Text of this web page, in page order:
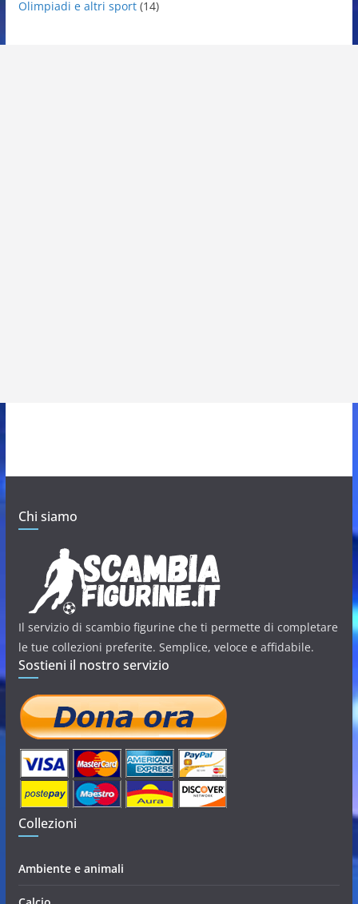
Olimpiadi e altri sport(14)
Chi siamo
Il servizio di scambio figurine che ti permette di completare
le tue collezioni preferite. Semplice, veloce e affidabile.
Sostieni il nostro servizio
Collezioni
Ambiente e animali